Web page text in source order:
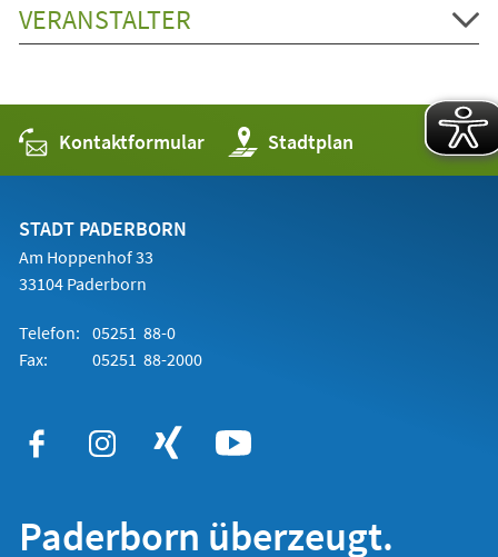
VERANSTALTER
Kontaktformular Stadtplan
(Öffnet
in
einem
STADT PADERBORN
Am Hoppenhof 33
33104 Paderborn
Telefon: 05251 88-0
Fax:
05251 88-2000
Paderborn überzeugt.